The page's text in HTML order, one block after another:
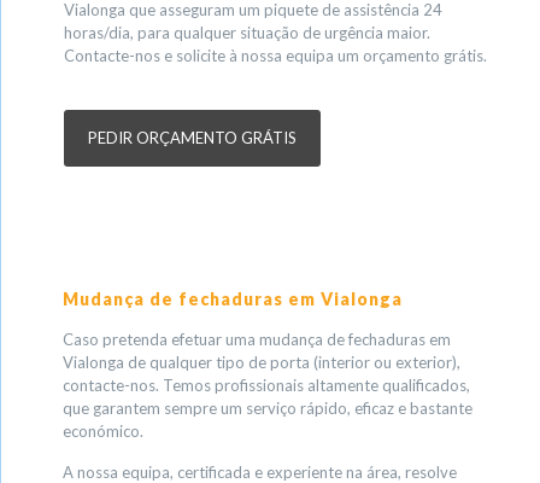
Vialonga que asseguram um piquete de assistência 24
horas/dia, para qualquer situação de urgência maior.
Contacte-nos e solicite à nossa equipa um orçamento grátis.
PEDIR ORÇAMENTO GRÁTIS
Mudança de fechaduras em Vialonga
Caso pretenda efetuar uma mudança de fechaduras em
Vialonga de qualquer tipo de porta (interior ou exterior),
contacte-nos. Temos profissionais altamente qualificados,
que garantem sempre um serviço rápido, eficaz e bastante
económico.
A nossa equipa, certificada e experiente na área, resolve